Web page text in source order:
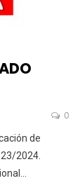
0
de
2024.